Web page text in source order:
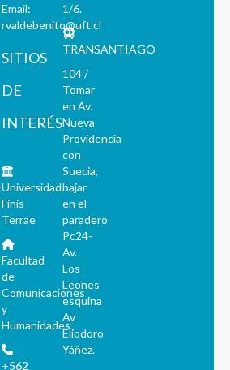
Email:
rvaldebenito@uft.cl
SITIOS
DE
INTERÉS
Universidad
Finis
Terrae
Facultad
de
Comunicaciones
y
Humanidades
+562
1/6.
TRANSANTIAGO
104 /
Tomar
en Av.
Nueva
Providencia
con
Suecia,
bajar
en el
paradero
Pc24-
Av.
Los
Leones
esquina
Av
Eliodoro
Yáñez.